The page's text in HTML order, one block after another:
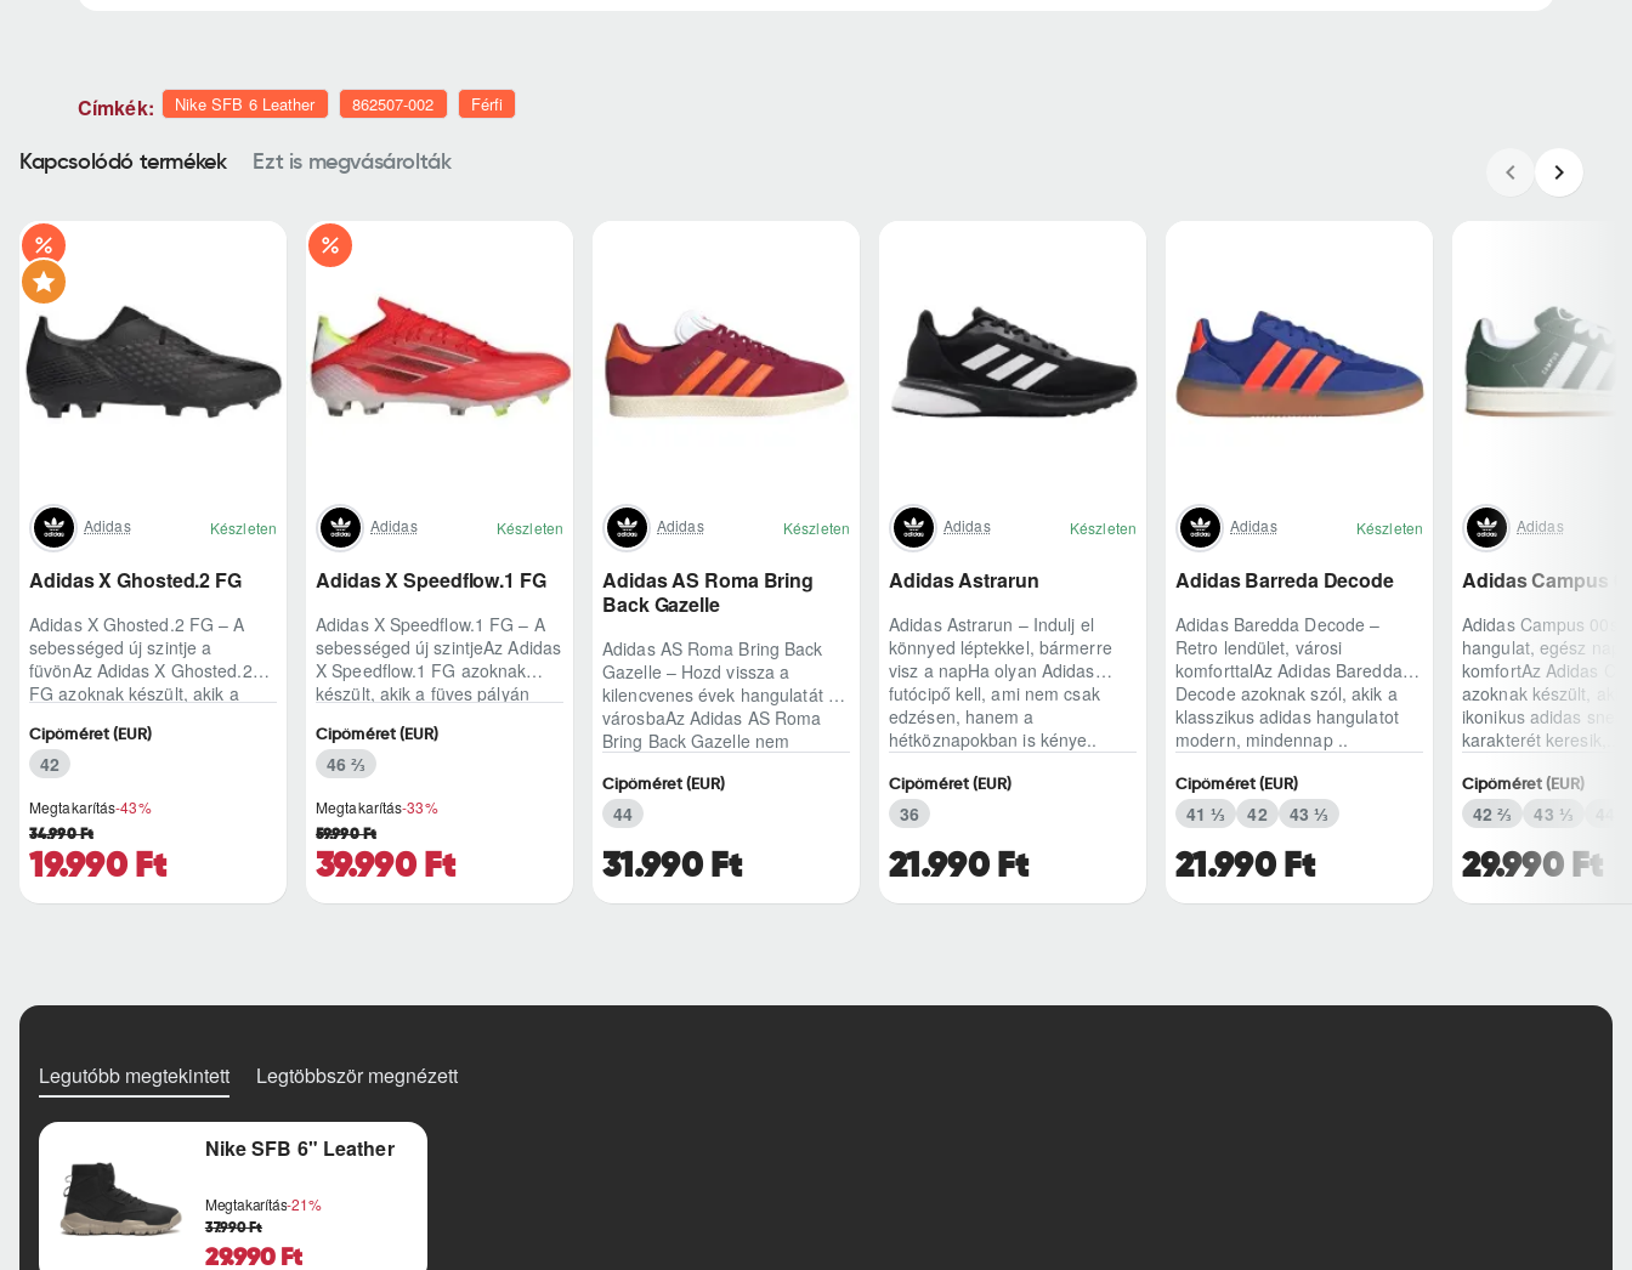
Címkék: Nike SFB 6 Leather 862507-002 Férfi
Kapcsolódó termékek Ezt is megvásárolták
Adidas Készleten
Adidas X Ghosted.2 FG
Adidas X Ghosted.2 FG – A
sebességed új szintje a
füvönAz Adidas X Ghosted.2
FG azoknak készült, akik a
pillanataiban is azonnal r..
Megtakarítás-43%
19.990 Ft
34.990 Ft
Cipőméret (EUR)
42
Adidas Készleten
Adidas X Speedflow.1 FG
Adidas X Speedflow.1 FG – A
sebességed új szintjeAz Adidas
X Speedflow.1 FG azoknak
készült, akik a füves pályán
ritmust diktál..
Megtakarítás-33%
39.990 Ft
59.990 Ft
Cipőméret (EUR)
46 ⅔
Adidas Készleten
Adidas AS Roma Bring
Back Gazelle
Adidas AS Roma Bring Back
Gazelle – Hozd vissza a
kilencvenes évek hangulatát a
városbaAz Adidas AS Roma
Bring Back Gazelle nem
31.990 Ft
Cipőméret (EUR)
44
Adidas Készleten
Adidas Astrarun
Adidas Astrarun – Indulj el
könnyed léptekkel, bármerre
visz a napHa olyan Adidas
futócipő kell, ami nem csak
edzésen, hanem a
hétköznapokban is kénye..
21.990 Ft
Cipőméret (EUR)
36
Adidas Készleten
Adidas Barreda Decode
Adidas Baredda Decode –
Retro lendület, városi
komforttalAz Adidas Baredda
Decode azoknak szól, akik a
klasszikus adidas hangulatot
modern, mindennap ..
21.990 Ft
Cipőméret (EUR)
41 ⅓ 42 43 ⅓
Adidas
Adidas Campus
Adidas Campus 00s
hangulat, egész
komfortAz Adidas
azoknak készült, akik
ikonikus adidas
karakterét keresik,..
29.990 Ft
Cipőméret (EUR)
42 ⅔ 43 ⅓
Legutóbb megtekintett Legtöbbször megnézett
Nike SFB 6" Leather
Megtakarítás-21%
29.990 Ft
37.990 Ft